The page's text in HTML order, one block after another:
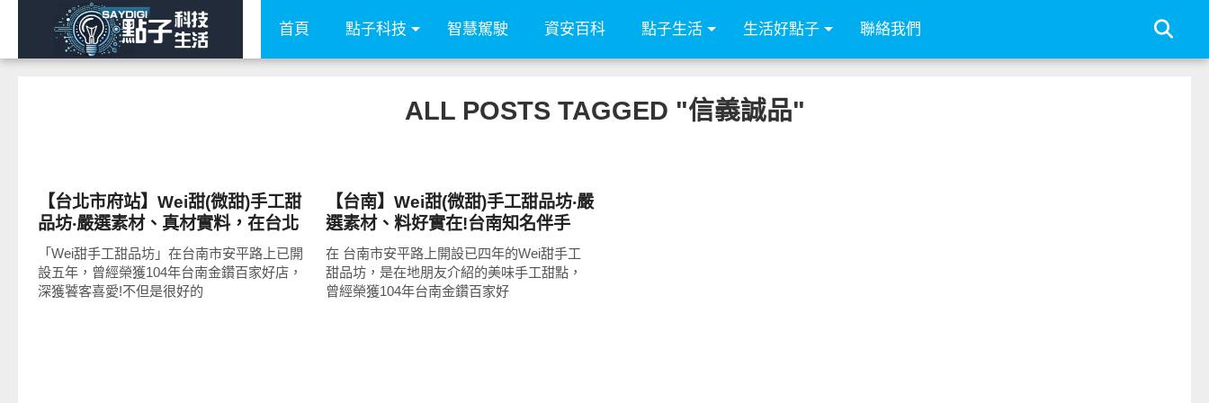
首頁 點子科技 智慧駕駛 資安百科 點子生活 生活好點子 聯絡我們
ALL POSTS TAGGED "信義誠品"
【台北市府站】Wei甜(微甜)手工甜
品坊‧嚴選素材、真材實料，在台北
信義誠品B2也買得到!招牌乳酪條、
寒天夏威夷豆牛奶糖、皇后豆塔人
氣超夯!
「Wei甜手工甜品坊」在台南市安平路上已開
設五年，曾經榮獲104年台南金鑽百家好店，
深獲饕客喜愛!不但是很好的
【台南】Wei甜(微甜)手工甜品坊‧嚴
選素材、料好實在!台南知名伴手
禮、網購名店、台北信義誠品也買
得到!招牌乳酪條、寒天夏威夷豆牛
奶糖、皇后豆塔人氣超夯!
在 台南市安平路上開設已四年的Wei甜手工
甜品坊，是在地朋友介紹的美味手工甜點，
曾經榮獲104年台南金鑽百家好